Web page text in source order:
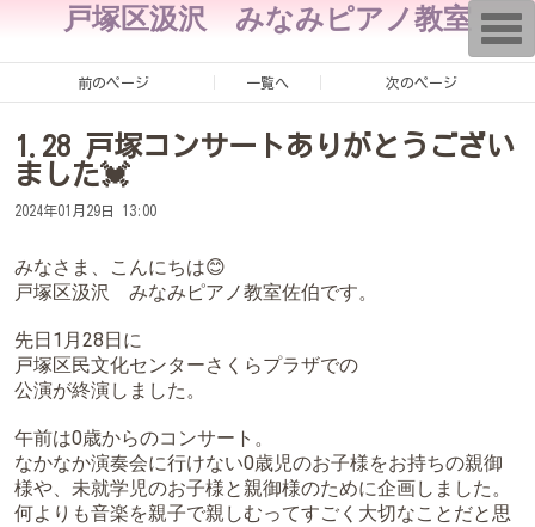
戸塚区汲沢 みなみピアノ教室
前のページ 一覧へ 次のページ
1.28 戸塚コンサートありがとうござい
ました💓
2024年01月29日 13:00
みなさま、こんにちは😊
戸塚区汲沢 みなみピアノ教室佐伯です。
先日1月28日に
戸塚区民文化センターさくらプラザでの
公演が終演しました。
午前は0歳からのコンサート。
なかなか演奏会に行けない0歳児のお子様をお持ちの親御
様や、未就学児のお子様と親御様のために企画しました。
何よりも音楽を親子で親しむってすごく大切なことだと思
T
o
g
a